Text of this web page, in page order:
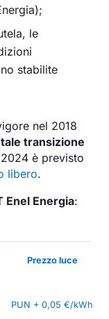
le
stabilite
nel 2018
transizione
è previsto
libero.
Enel Energia:
Prezzo luce
PUN + 0,05 €/kWh